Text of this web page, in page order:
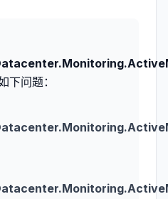
下问题：